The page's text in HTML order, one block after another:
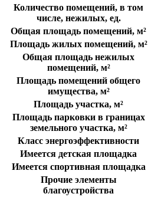
Количество помещений, в том
числе, нежилых, ед.
Общая площадь помещений, м²
Площадь жилых помещений, м²
Общая площадь нежилых
помещений, м²
Площадь помещений общего
имущества, м²
Площадь участка, м²
Площадь парковки в границах
земельного участка, м²
Класс энергоэффективности
Имеется детская площадка
Имеется спортивная площадка
Прочие элементы
благоустройства